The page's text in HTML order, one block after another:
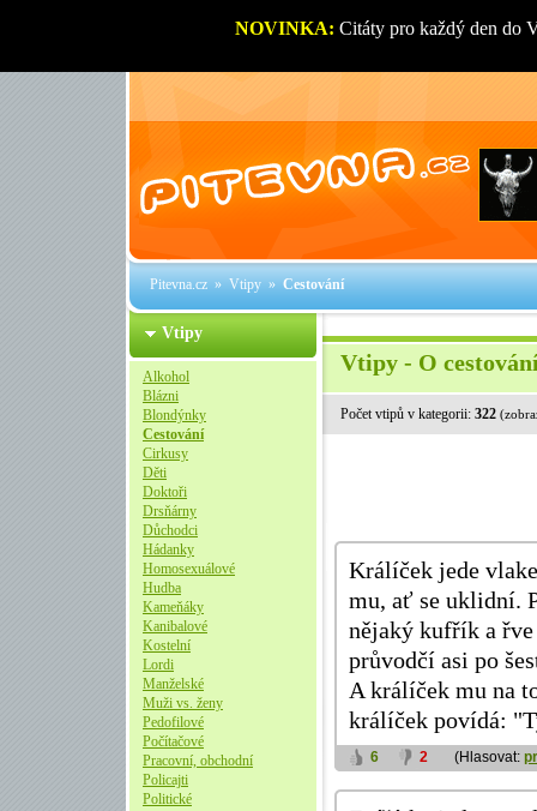
NOVINKA: Citáty pro každý den do
Pitevna.cz»Vtipy»Cestování
Vtipy
Alkohol
Blázni
Blondýnky
Cestování
Cirkusy
Děti
Doktoři
Drsňárny
Důchodci
Hádanky
Homosexuálové
Hudba
Kameňáky
Kanibalové
Kostelní
Lordi
Manželské
Muži vs. ženy
Pedofilové
Počítačové
Pracovní, obchodní
Policajti
Politické
Vtipy - O
Počet vtipů v kategorii: 322
Králíček jede
mu, ať se uklidní.
nějaký kufřík a
průvodčí asi po
A králíček mu na
králíček povídá:
6 2 (Hlasovat: